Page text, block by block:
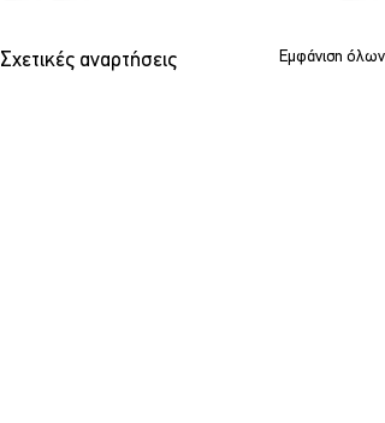
Σχετικές αναρτήσεις Εμφάνιση όλων